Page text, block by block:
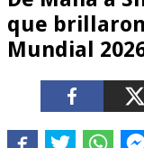
que
Mundial